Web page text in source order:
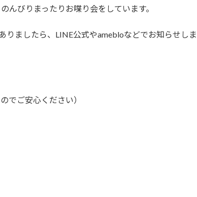
んびりまったりお喋り会をしています。
りましたら、LINE公式やamebloなどでお知らせしま
でご安心ください）